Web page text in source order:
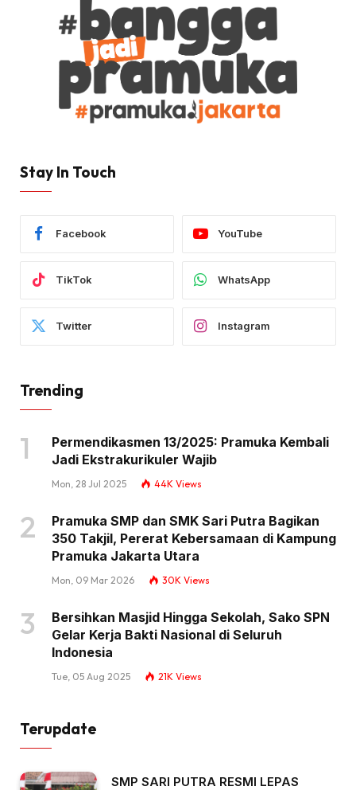
Stay In Touch
Facebook YouTube
TikTok WhatsApp
Twitter Instagram
Trending
Permendikasmen 13/2025: Pramuka Kembali
Jadi Ekstrakurikuler Wajib
Mon, 28 Jul 2025 44K Views
Pramuka SMP dan SMK Sari Putra Bagikan
350 Takjil, Pererat Kebersamaan di Kampung
Pramuka Jakarta Utara
Mon, 09 Mar 2026 30K Views
Bersihkan Masjid Hingga Sekolah, Sako SPN
Gelar Kerja Bakti Nasional di Seluruh
Indonesia
Tue, 05 Aug 2025 21K Views
Terupdate
SMP SARI PUTRA RESMI LEPAS